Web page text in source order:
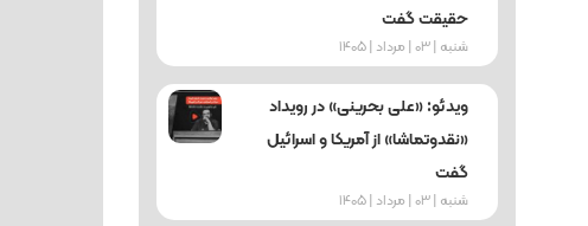
حقیقت گفت
شنبه | 03 | مرداد | 1405
ویدئو: «علی بحرینی» در رویداد
«نقدوتماشا» از آمریکا و اسرائیل
گفت
شنبه | 03 | مرداد | 1405